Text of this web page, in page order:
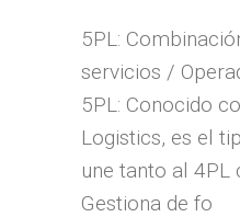
5PL:
servicios /
5PL: Conocido
Logistics, es el
une tanto al 4PL
Gestiona de fo